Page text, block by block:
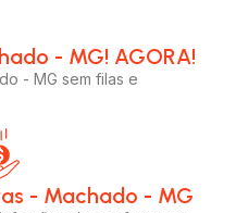
- MG! AGORA!​
- MG sem filas e
- Machado - MG